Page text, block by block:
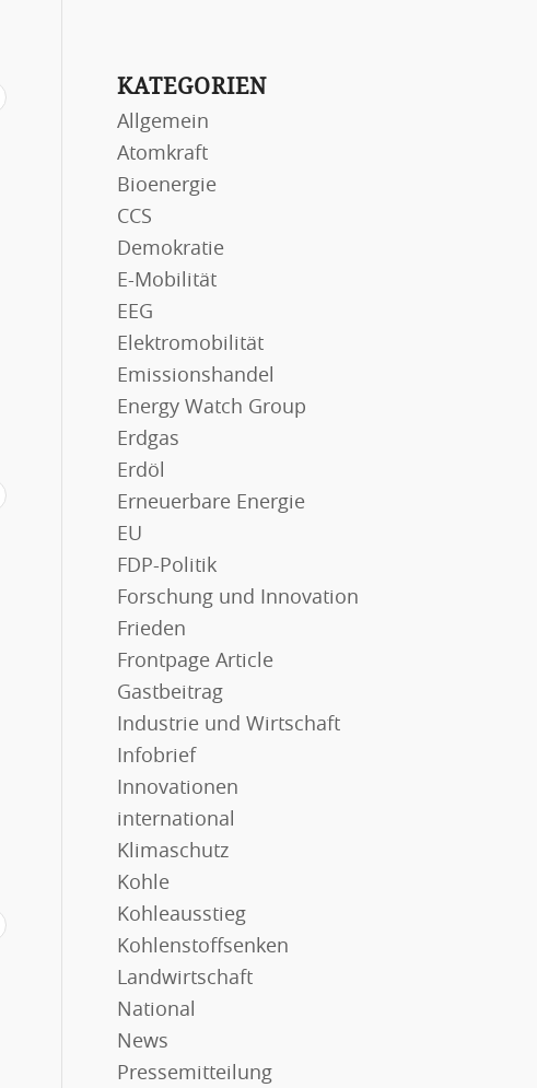
KATEGORIEN
Allgemein
Atomkraft
Bioenergie
CCS
Demokratie
E-Mobilität
EEG
Elektromobilität
Emissionshandel
Energy Watch Group
Erdgas
Erdöl
Erneuerbare Energie
EU
FDP-Politik
Forschung und Innovation
Frieden
Frontpage Article
Gastbeitrag
Industrie und Wirtschaft
Infobrief
Innovationen
international
Klimaschutz
Kohle
Kohleausstieg
Kohlenstoffsenken
Landwirtschaft
National
News
Pressemitteilung